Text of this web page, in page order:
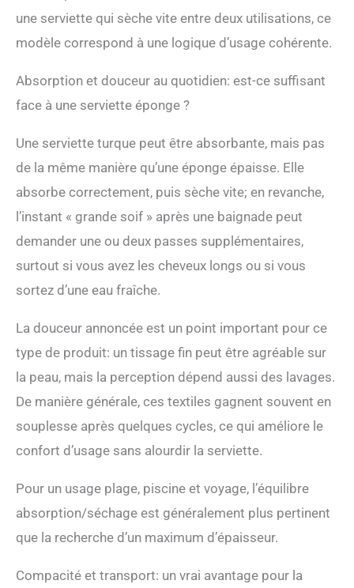
famille. Que ce soit pour
un anniversaire, des
que, cette serviette est un
cadeau attentionné et
pratique que tout le
une serviette qui sèche vite entre deux utilisations, ce
modèle correspond à une logique d’usage cohérente.
Absorption et douceur au quotidien: est-ce suffisant
face à une serviette éponge ?
Une serviette turque peut être absorbante, mais pas
de la même manière qu’une éponge épaisse. Elle
absorbe correctement, puis sèche vite; en revanche,
l’instant « grande soif » après une baignade peut
demander une ou deux passes supplémentaires,
surtout si vous avez les cheveux longs ou si vous
sortez d’une eau fraîche.
La douceur annoncée est un point important pour ce
type de produit: un tissage fin peut être agréable sur
la peau, mais la perception dépend aussi des lavages.
De manière générale, ces textiles gagnent souvent en
souplesse après quelques cycles, ce qui améliore le
confort d’usage sans alourdir la serviette.
Pour un usage plage, piscine et voyage, l’équilibre
absorption/séchage est généralement plus pertinent
que la recherche d’un maximum d’épaisseur.
Compacité et transport: un vrai avantage pour la